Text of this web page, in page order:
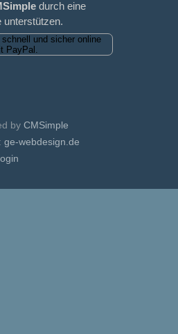
durch eine
unterstützen.
by CMSimple
ge-webdesign.de